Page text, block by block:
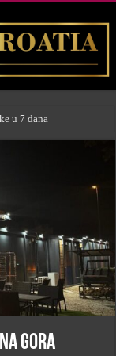
u 7 dana
gora